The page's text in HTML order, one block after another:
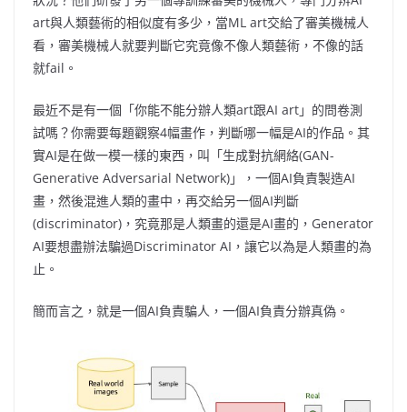
art與人類藝術的相似度有多少，當ML art交給了審美機械人
看，審美機械人就要判斷它究竟像不像人類藝術，不像的話
就fail。
最近不是有一個「你能不能分辦人類art跟AI art」的問卷測
試嗎？你需要每題觀察4幅畫作，判斷哪一幅是AI的作品。其
實AI是在做一模一樣的東西，叫「生成對抗網絡(GAN-
Generative Adversarial Network)」，一個AI負責製造AI
畫，然後混進人類的畫中，再交給另一個AI判斷
(discriminator)，究竟那是人類畫的還是AI畫的，Generator
AI要想盡辦法騙過Discriminator AI，讓它以為是人類畫的為
止。
簡而言之，就是一個AI負責騙人，一個AI負責分辦真偽。